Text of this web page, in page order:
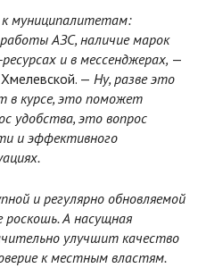
муниципалитетам:
АЗС, наличие марок
и в мессенджерах, —
— Ну, разве это
в курсе, это поможет
удобства, это вопрос
и эффективного
и регулярно обновляемой
А насущная
улучшит качество
к местным властям.